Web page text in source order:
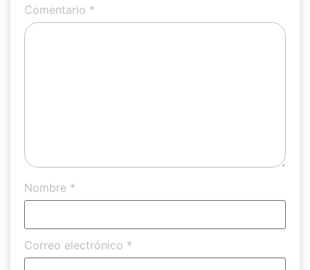
Comentario *
Nombre *
Correo electrónico *